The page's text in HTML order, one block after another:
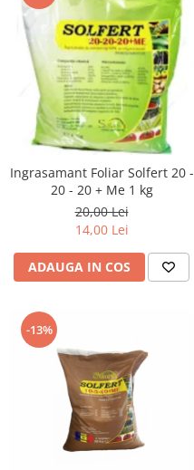
Ingrasamant Foliar Solfert 20 -
20 - 20 + Me 1 kg
20,00 Lei
14,00 Lei
ADAUGA IN COS
-13%